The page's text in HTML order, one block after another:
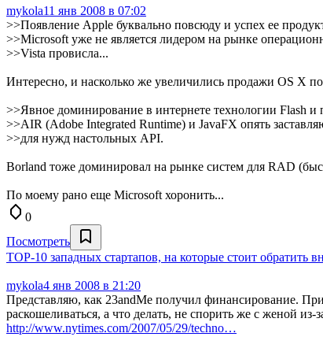
mykola11 янв 2008 в 07:02
>>Появление Apple буквально повсюду и успех ее
>>Microsoft уже не является лидером на рынке
>>Vista провисла...
Интересно, и насколько же увеличились продажи OS X
>>Явное доминирование в интернете технологии Flash
>>AIR (Adobe Integrated Runtime) и JavaFX опять
>>для нужд настольных API.
Borland тоже доминировал на рынке систем для RAD
По моему рано еще Microsoft хоронить...
0
Посмотреть
TOP-10 западных стартапов, на которые стоит обратить
mykola4 янв 2008 в 21:20
Представляю, как 23andMe получил финансирование.
раскошеливаться, а что делать, не спорить же с женой из-
http://www.nytimes.com/2007/05/29/techno…